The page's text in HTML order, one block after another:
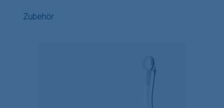
Produktgalerie überspringen
Zubehör